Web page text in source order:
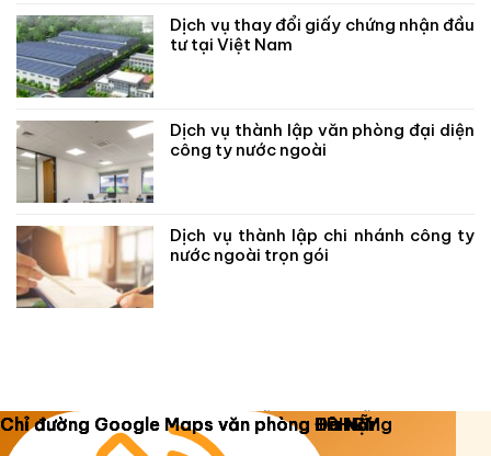
Dịch vụ thay đổi giấy chứng nhận đầu
tư tại Việt Nam
Dịch vụ thành lập văn phòng đại diện
công ty nước ngoài
Dịch vụ thành lập chi nhánh công ty
nước ngoài trọn gói
Copyright 2026 © Luật Dương Gia